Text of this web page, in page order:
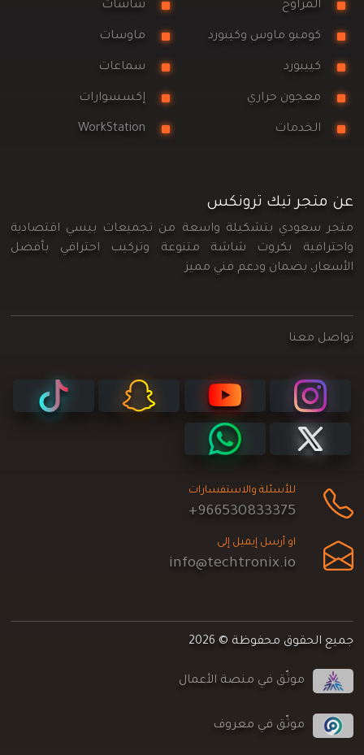
المراوح شاشات
كومبو ماوس وكيبورد ماوسات
كييبورد سماعات
معجون حراري إكسسوارات
الخدمات WorkStation
عن متجر تيك ترونكس
متجر سعودي بتشكيلة واسعة من تجميعات بيسي اقتصادية
واحترافية بكروت شاشة متنوعة وتركيب احترافي بأفضل
الأسعار، بضمان ودعم فني مميز
تواصل معنا
للأسئلة والاستفسارات
+966530833375
او أرسل إيميل إلى
info@techtronix.io
جميع الحقوق محفوظة © 2026
موثّق في منصة الأعمال
موثّق في معروف